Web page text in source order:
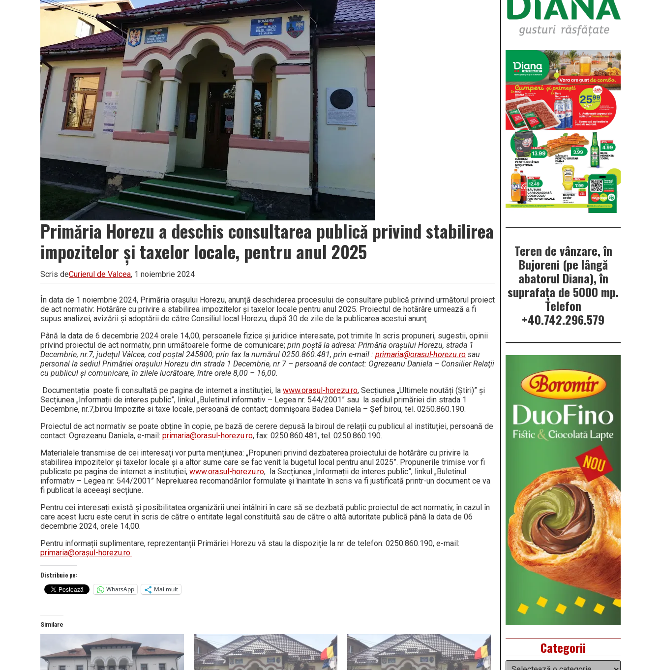
Vâlcea
Primăria Horezu a deschis consultarea publică privind stabilirea
impozitelor și taxelor locale, pentru anul 2025
Scris deCurierul de Valcea, 1 noiembrie 2024
În data de 1 noiembrie 2024, Primăria orașului Horezu, anunță deschiderea procesului de consultare publică privind următorul proiect
de act normativ: Hotărâre cu privire a stabilirea impozitelor și taxelor locale pentru anul 2025. Proiectul de hotărâre urmează a fi
supus analizei, avizării şi adoptării de către Consiliul local Horezu, după 30 de zile de la publicarea acestui anunţ.
Până la data de 6 decembrie 2024 orele 14,00, persoanele fizice şi juridice interesate, pot trimite în scris propuneri, sugestii, opinii
privind proiectul de act normativ, prin următoarele forme de comunicare; prin poştă la adresa: Primăria oraşului Horezu, strada 1
Decembrie, nr.7, judeţul Vâlcea, cod poştal 245800; prin fax la numărul 0250.860.481, prin e-mail : primaria@orasul-horezu.ro sau
personal la sediul Primăriei oraşului Horezu din strada 1 Decembrie, nr 7 – persoană de contact: Ogrezeanu Daniela – Consilier Relaţii
cu publicul şi comunicare, în zilele lucrătoare, între orele 8,00 – 16,00.
Documentația poate fi consultată pe pagina de internet a instituției, la www.orasul-horezu.ro, Secțiunea „Ultimele noutăți (Știri)” și
Secțiunea „Informații de interes public”, linkul „Buletinul informativ – Legea nr. 544/2001” sau la sediul primăriei din strada 1
Decembrie, nr.7,birou Impozite si taxe locale, persoană de contact; domnișoara Badea Daniela – Șef birou, tel. 0250.860.190.
Proiectul de act normativ se poate obține în copie, pe bază de cerere depusă la biroul de relații cu publicul al instituției, persoană de
contact: Ogrezeanu Daniela, e-mail: primaria@orasul-horezu.ro, fax: 0250.860.481, tel. 0250.860.190.
Materialele transmise de cei interesați vor purta mențiunea: „Propuneri privind dezbaterea proiectului de hotărâre cu privire la
stabilirea impozitelor și taxelor locale și a altor sume care se fac venit la bugetul local pentru anul 2025”. Propunerile trimise vor fi
publicate pe pagina de internet a instituției, www.orasul-horezu.ro, la Secțiunea „Informații de interes public”, linkul „Buletinul
informativ – Legea nr. 544/2001” Nepreluarea recomandărilor formulate şi înaintate în scris va fi justificată printr-un document ce va
fi publicat la aceeași secțiune.
Pentru cei interesați există și posibilitatea organizării unei întâlniri în care să se dezbată public proiectul de act normativ, în cazul în
care acest lucru este cerut în scris de către o entitate legal constituită sau de către o altă autoritate publică până la data de 06
decembrie 2024, orele 14,00.
Pentru informații suplimentare, reprezentanții Primăriei Horezu vă stau la dispoziție la nr. de telefon: 0250.860.190, e-mail:
primaria@orașul-horezu.ro.
Distribuie pe:
WhatsApp
Mai mult
Similare
Teren de vânzare, în
Bujoreni (pe lângă
abatorul Diana), în
suprafața de 5000 mp.
Telefon
+40.742.296.579
Categorii
Categorii